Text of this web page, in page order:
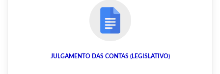
JULGAMENTO DAS CONTAS (LEGISLATIVO)